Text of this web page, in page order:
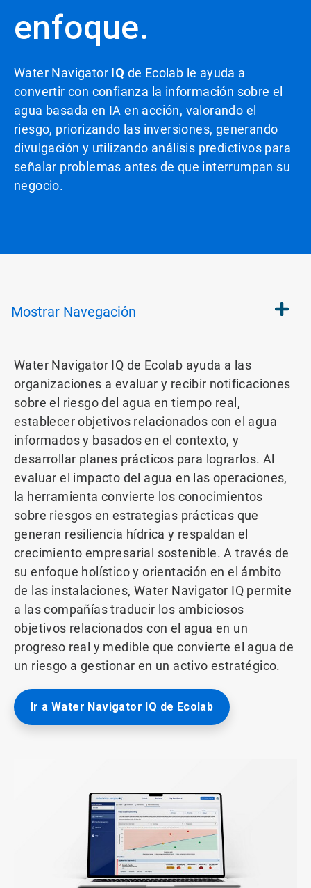
enfoque.
Water Navigator IQ de Ecolab le ayuda a
convertir con confianza la información sobre el
agua basada en IA en acción, valorando el
riesgo, priorizando las inversiones, generando
divulgación y utilizando análisis predictivos para
señalar problemas antes de que interrumpan su
negocio.​​​​​​​
Mostrar Navegación
Water Navigator IQ de Ecolab ayuda a las
organizaciones a evaluar y recibir notificaciones
sobre el riesgo del agua en tiempo real,
establecer objetivos relacionados con el agua
informados y basados en el contexto, y
desarrollar planes prácticos para lograrlos. Al
evaluar el impacto del agua en las operaciones,
la herramienta convierte los conocimientos
sobre riesgos en estrategias prácticas que
generan resiliencia hídrica y respaldan el
crecimiento empresarial sostenible. A través de
su enfoque holístico y orientación en el ámbito
de las instalaciones, Water Navigator IQ permite
a las compañías traducir los ambiciosos
objetivos relacionados con el agua en un
progreso real y medible que convierte el agua de
un riesgo a gestionar en un activo estratégico.
Ir a Water Navigator IQ de Ecolab